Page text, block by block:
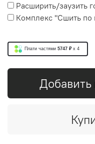
Плати частями 5747 ₽ x 4
Добавить
Расширить/заузить
Комплекс "Сшить